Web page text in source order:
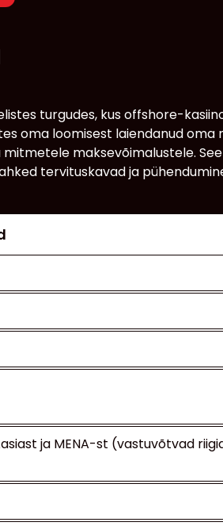
turgudes, kus offshore-
oma loomisest laiendanud oma
maksevõimalustele.
tervituskavad ja
ja MENA-st (vastuvõtvad